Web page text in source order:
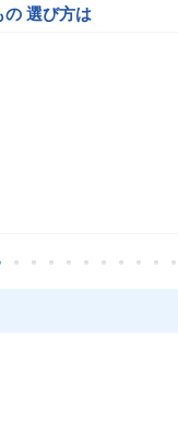
選び方は